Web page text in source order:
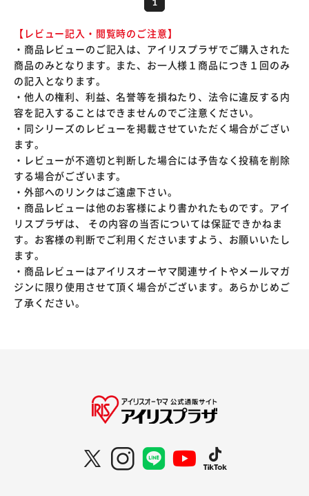
【レビュー記入・閲覧時のご注意】
・商品レビューのご記入は、アイリスプラザでご購入された
商品のみとなります。また、お一人様１商品につき１回のみ
の記入となります。
・他人の権利、利益、名誉等を損ねたり、法令に違反する内
容を記入することはできませんのでご注意ください。
・同シリーズのレビューを掲載させていただく場合がござい
ます。
・レビューが不適切と判断した場合には予告なく投稿を削除
する場合がございます。
・外部へのリンクはご遠慮下さい。
・商品レビューは他のお客様により書かれたものです。アイ
リスプラザは、 その内容の当否については保証できかねま
す。お客様の判断でご利用くださいますよう、お願いいたし
ます。
・商品レビューはアイリスオーヤマ関連サイトやメールマガ
ジンに限り使用させて頂く場合がございます。あらかじめご
了承ください。